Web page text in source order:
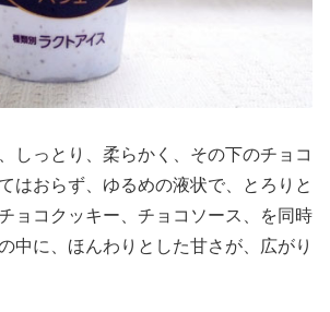
しっとり、柔らかく、その下のチョコ
はおらず、ゆるめの液状で、とろりと
ョコクッキー、チョコソース、を同時
中に、ほんわりとした甘さが、広がり